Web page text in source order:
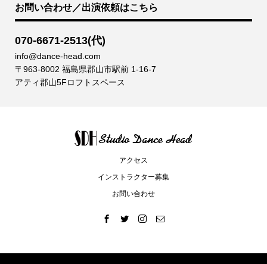
お問い合わせ／出演依頼はこちら
070-6671-2513(代)
info@dance-head.com
〒963-8002 福島県郡山市駅前 1-16-7
アティ郡山5Fロフトスペース
アクセス
インストラクター募集
お問い合わせ